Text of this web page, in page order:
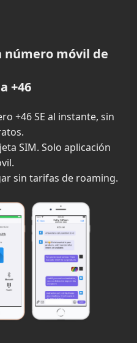
número móvil de
+46
+46 SE al instante, sin
SIM. Solo aplicación
sin tarifas de roaming.